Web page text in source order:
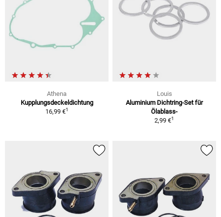
Athena
Kupplungsdeckeldichtung
16,99 €1
Louis
Aluminium Dichtring-Set für
Ölablass-
2,99 €1